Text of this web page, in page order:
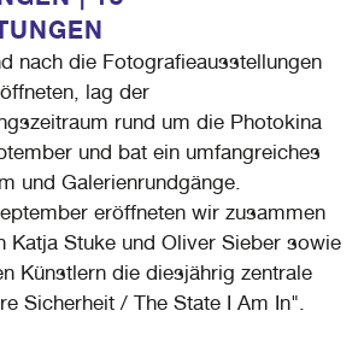
nach die Fotografieausstellungen
lag der
rund um die Photokina
und bat ein umfangreiches
und Galerienrundgänge.
eröffneten wir zusammen
Katja Stuke und Oliver Sieber sowie
Künstlern die diesjährig zentrale
Sicherheit / The State I Am In".